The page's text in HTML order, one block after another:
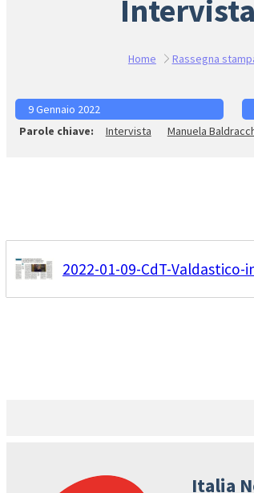
Home Rassegna
9 Gennaio 2022
Intervista
Manuela
2022-01-09-CdT-
Italia